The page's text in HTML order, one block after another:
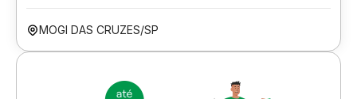
MOGI DAS CRUZES/SP